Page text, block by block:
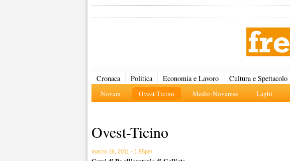
Cronaca Politica Economia e Lavoro Cultura e Spettacolo
Novara Ovest-Ticino Medio-Novarese Laghi
Ovest-Ticino
marzo 16, 2011 - 1:55pm